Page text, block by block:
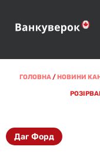
ГОЛОВНА/НОВИНИ
Даг Форд